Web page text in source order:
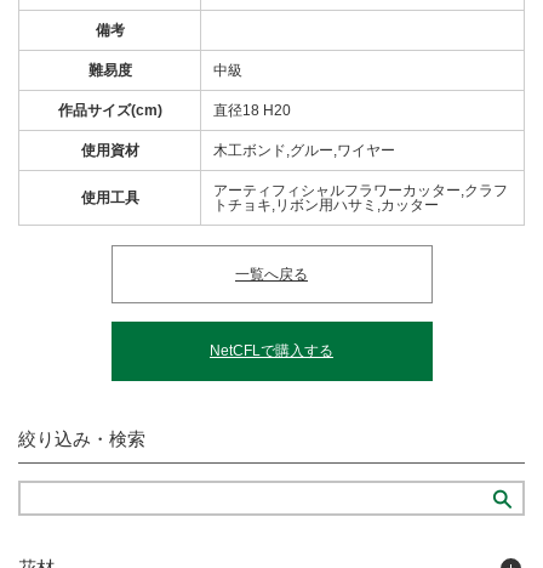
備考
難易度 中級
作品サイズ(cm) 直径18 H20
使用資材 木工ボンド,グルー,ワイヤー
使用工具
アーティフィシャルフラワーカッター,クラフ
トチョキ,リボン用ハサミ,カッター
一覧へ戻る
NetCFLで購入する
絞り込み・検索